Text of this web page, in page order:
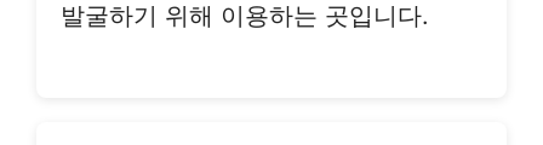
발굴하기 위해 이용하는 곳입니다.